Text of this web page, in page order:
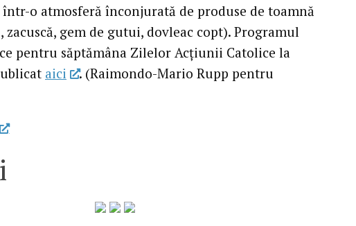
o atmosferă înconjurată de produse de toamnă
gem de gutui, dovleac copt). Programul
pentru săptămâna Zilelor Acţiunii Catolice la
aici
. (Raimondo-Mario Rupp pentru